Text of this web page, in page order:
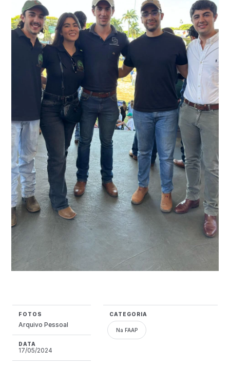
FOTOS
Arquivo Pessoal
DATA
17/05/2024
CATEGORIA
Na FAAP